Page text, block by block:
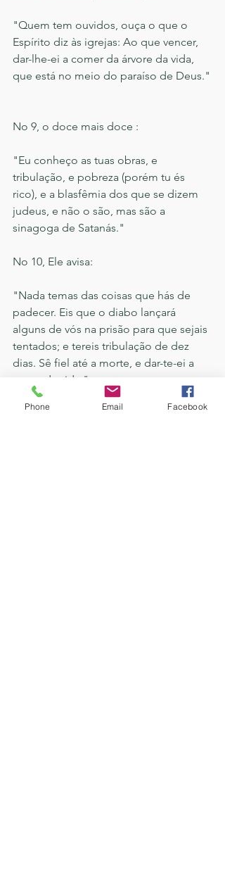
"Quem tem ouvidos, ouça o que o
Espírito diz às igrejas: Ao que vencer,
dar-lhe-ei a comer da árvore da vida,
que está no meio do paraíso de Deus."
No 9, o doce mais doce :
"Eu conheço as tuas obras, e
tribulação, e pobreza (porém tu és
rico), e a blasfêmia dos que se dizem
judeus, e não o são, mas são a
sinagoga de Satanás."
No 10, Ele avisa:
"Nada temas das coisas que hás de
padecer. Eis que o diabo lançará
alguns de vós na prisão para que sejais
tentados; e tereis tribulação de dez
dias. Sê fiel até a morte, e dar-te-ei a
coroa da vida."
Phone Email Facebook